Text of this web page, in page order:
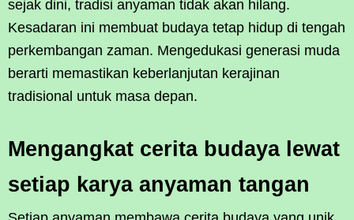
sejak dini, tradisi anyaman tidak akan hilang.
Kesadaran ini membuat budaya tetap hidup di tengah
perkembangan zaman. Mengedukasi generasi muda
berarti memastikan keberlanjutan kerajinan
tradisional untuk masa depan.
Mengangkat cerita budaya lewat
setiap karya anyaman tangan